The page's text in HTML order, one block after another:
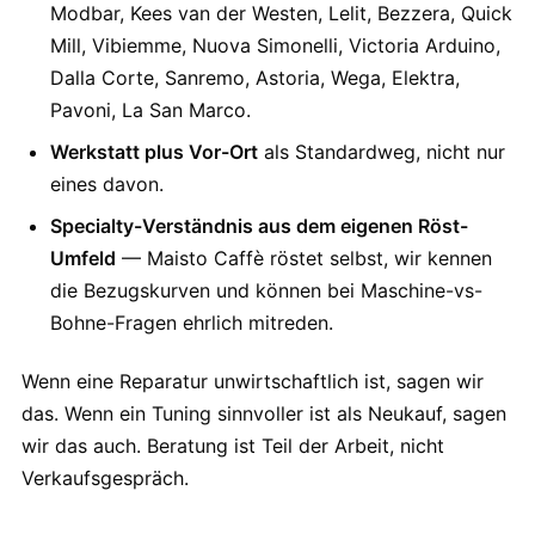
Modbar, Kees van der Westen, Lelit, Bezzera, Quick
Mill, Vibiemme, Nuova Simonelli, Victoria Arduino,
Dalla Corte, Sanremo, Astoria, Wega, Elektra,
Pavoni, La San Marco.
Werkstatt plus Vor-Ort als Standardweg, nicht nur
eines davon.
Specialty-Verständnis aus dem eigenen Röst-
Umfeld — Maisto Caffè röstet selbst, wir kennen
die Bezugskurven und können bei Maschine-vs-
Bohne-Fragen ehrlich mitreden.
Wenn eine Reparatur unwirtschaftlich ist, sagen wir
das. Wenn ein Tuning sinnvoller ist als Neukauf, sagen
wir das auch. Beratung ist Teil der Arbeit, nicht
Verkaufsgespräch.